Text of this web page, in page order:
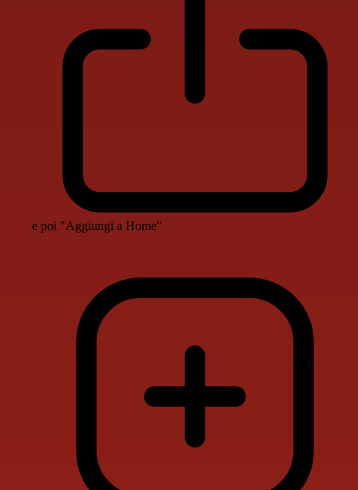
e poi "Aggiungi a Home"